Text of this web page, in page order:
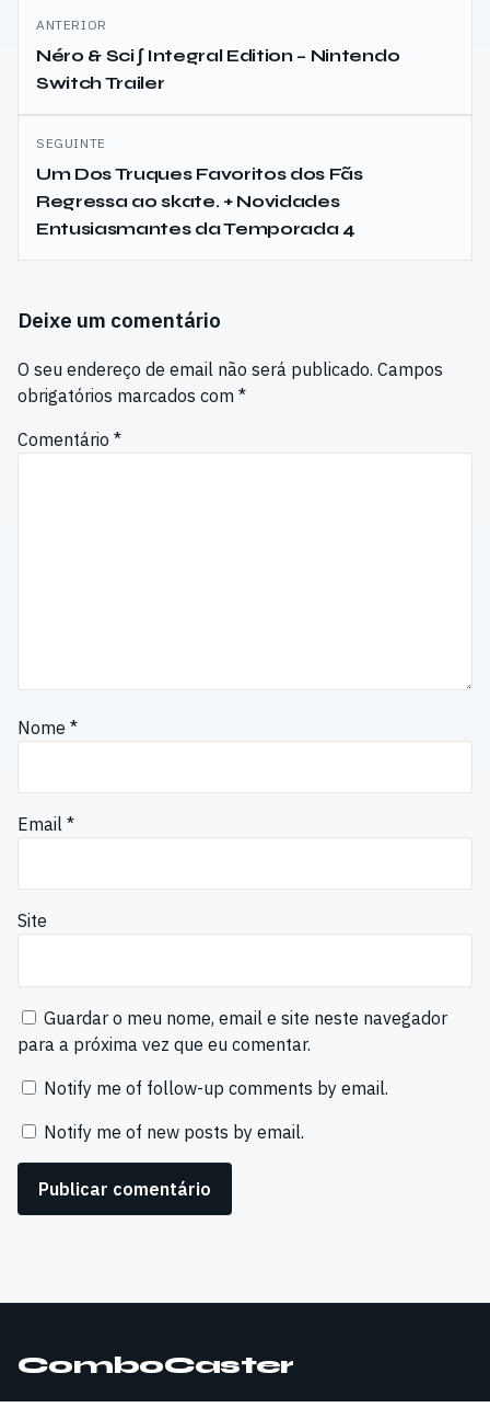
Navegação
de
artigos
ANTERIOR
Néro & Sci ∫ Integral Edition – Nintendo
Switch Trailer
SEGUINTE
Um Dos Truques Favoritos dos Fãs
Regressa ao skate. + Novidades
Entusiasmantes da Temporada 4
Deixe um comentário
O seu endereço de email não será publicado. Campos
obrigatórios marcados com *
Comentário *
Nome *
Email *
Site
Guardar o meu nome, email e site neste navegador
para a próxima vez que eu comentar.
Notify me of follow-up comments by email.
Notify me of new posts by email.
ComboCaster